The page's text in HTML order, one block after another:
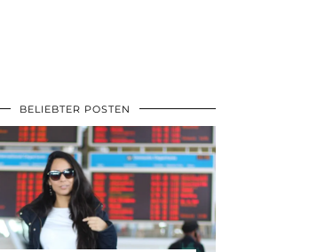
BELIEBTER POSTEN